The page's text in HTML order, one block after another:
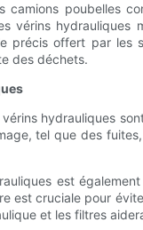
camions
vérins hydrauliques
précis offert par les
des déchets.
hydrauliques
tel que des
est
est cruciale pour
et les filtres